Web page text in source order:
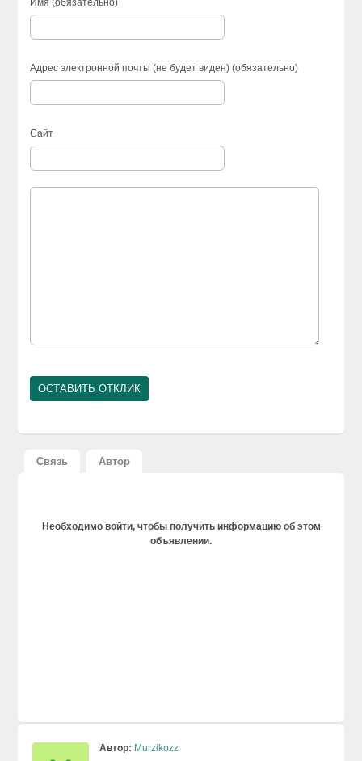
Имя (обязательно)
Адрес электронной почты (не будет виден) (обязательно)
Сайт
Связь Автор
Необходимо войти, чтобы получить информацию об этом
объявлении.
Автор: Murzikozz